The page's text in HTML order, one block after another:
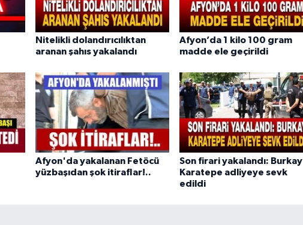
Nitelikli dolandırıcılıktan
aranan şahıs yakalandı
Afyon’da 1 kilo 100 gram
madde ele geçirildi
Afyon'da yakalanan Fetöcü
yüzbaşıdan şok itiraflar!..
Son firari yakalandı: Burkay
Karatepe adliyeye sevk
edildi